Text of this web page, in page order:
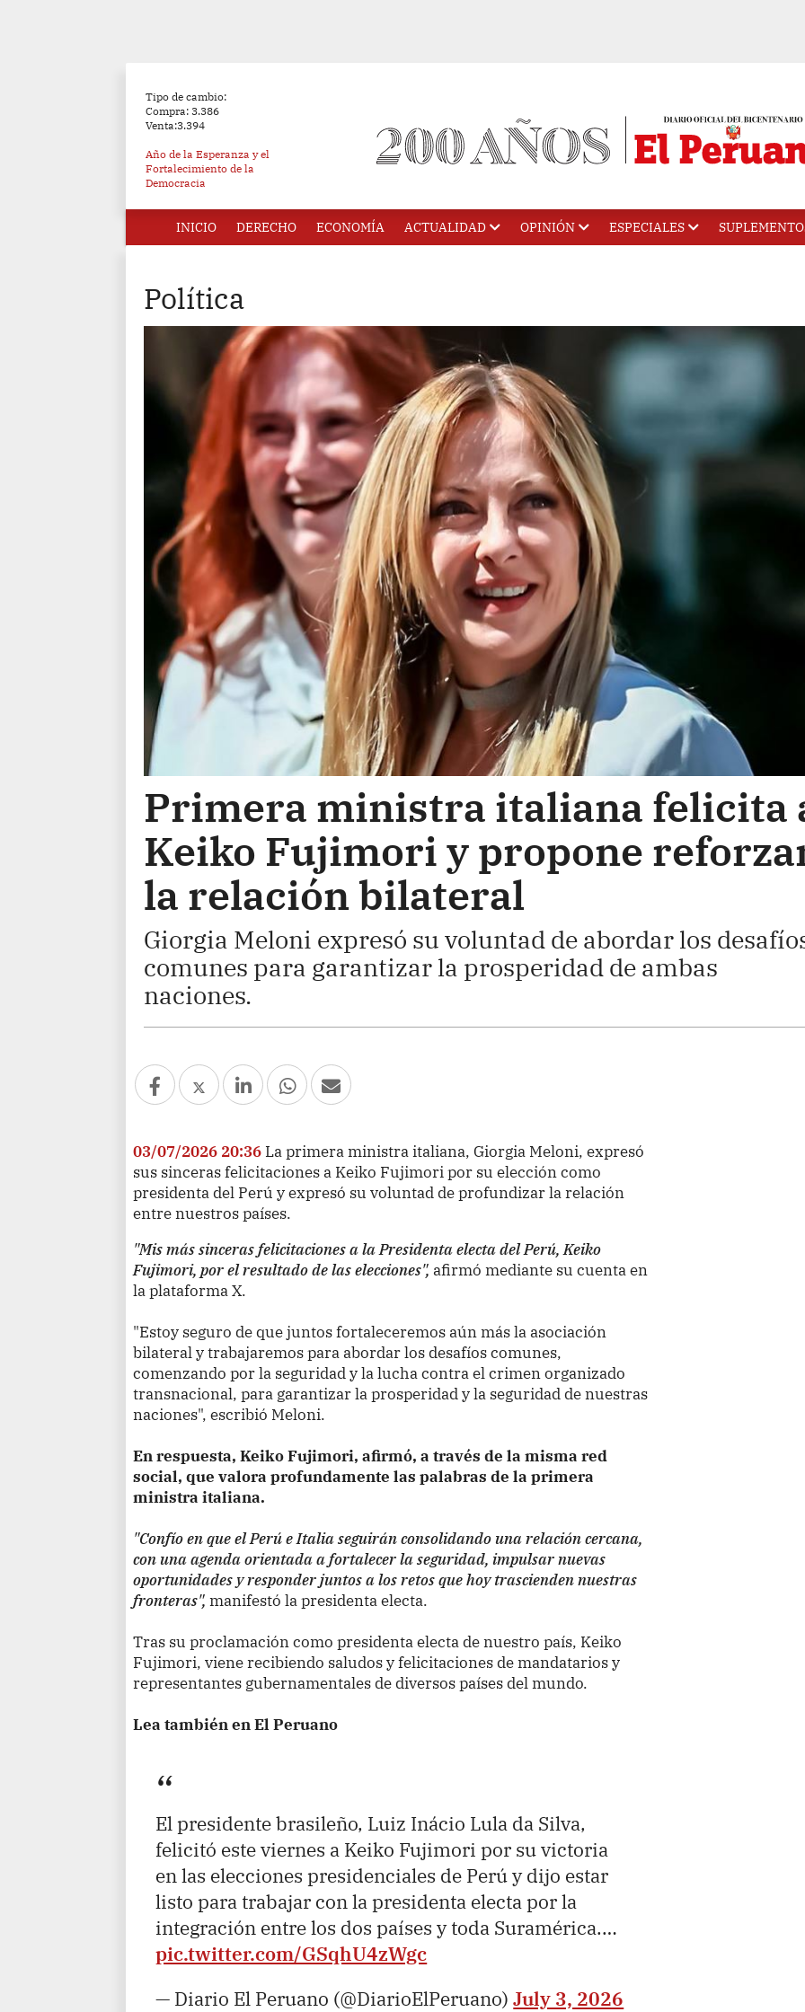
Tipo de cambio:
Compra: 3.386
Venta:3.394
Año de la Esperanza y el
Fortalecimiento de la
Democracia
INICIO DERECHO ECONOMÍA ACTUALIDAD OPINIÓN ESPECIALES
Política
Primera ministra italiana felicita
Keiko Fujimori y propone
la relación bilateral
Giorgia Meloni expresó su voluntad de abordar los
comunes para garantizar la prosperidad de ambas
naciones.
03/07/2026 20:36 La primera ministra italiana, Giorgia Meloni, expresó
sus sinceras felicitaciones a Keiko Fujimori por su elección como
presidenta del Perú y expresó su voluntad de profundizar la relación
entre nuestros países.
"Mis más sinceras felicitaciones a la Presidenta electa del Perú, Keiko
Fujimori, por el resultado de las elecciones", afirmó mediante su cuenta en
la plataforma X.
"Estoy seguro de que juntos fortaleceremos aún más la asociación
bilateral y trabajaremos para abordar los desafíos comunes,
comenzando por la seguridad y la lucha contra el crimen organizado
transnacional, para garantizar la prosperidad y la seguridad de nuestras
naciones", escribió Meloni.
En respuesta, Keiko Fujimori, afirmó, a través de la misma red
social, que valora profundamente las palabras de la primera
ministra italiana.
"Confío en que el Perú e Italia seguirán consolidando una relación cercana,
con una agenda orientada a fortalecer la seguridad, impulsar nuevas
oportunidades y responder juntos a los retos que hoy trascienden nuestras
fronteras", manifestó la presidenta electa.
Tras su proclamación como presidenta electa de nuestro país, Keiko
Fujimori, viene recibiendo saludos y felicitaciones de mandatarios y
representantes gubernamentales de diversos países del mundo.
Lea también en El Peruano
El presidente brasileño, Luiz Inácio Lula da Silva,
felicitó este viernes a Keiko Fujimori por su victoria
en las elecciones presidenciales de Perú y dijo estar
listo para trabajar con la presidenta electa por la
integración entre los dos países y toda Suramérica.…
pic.twitter.com/GSqhU4zWgc
— Diario El Peruano (@DiarioElPeruano)July 3, 2026